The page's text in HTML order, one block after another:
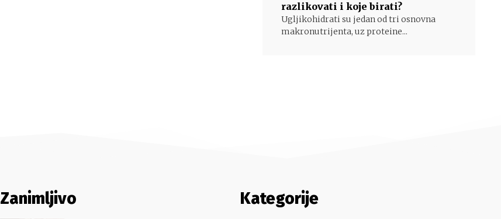
razlikovati i koje birati?
Ugljikohidrati su jedan od tri osnovna
makronutrijenta, uz proteine...
Zanimljivo Kategorije